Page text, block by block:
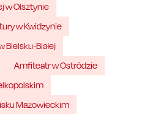
w Olsztynie
w Kwidzynie
Bielsku-Białej
Amfiteatr w Ostródzie
Mazowieckim